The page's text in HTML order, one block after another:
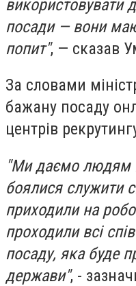
використовувати
посади — вони
попит", — сказав
За словами
бажану посаду
центрів
"Ми даємо людям
боялися служити
приходили на
проходили всі
посаду, яка буде
держави", -